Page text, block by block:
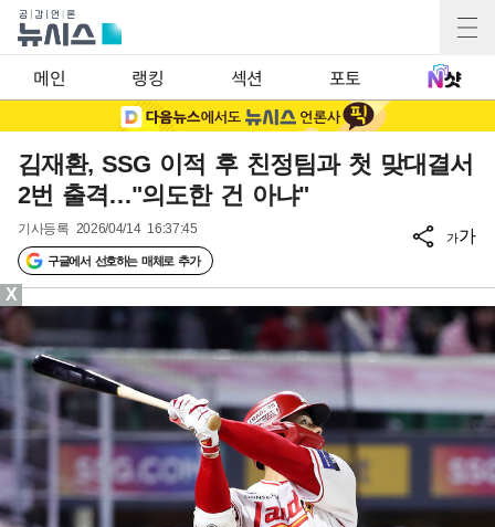
메인 랭킹 섹션 포토
김재환, SSG 이적 후 친정팀과 첫 맞대결서
2번 출격…"의도한 건 아냐"
기사등록 2026/04/14 16:37:45
구글에서 선호하는 매체로 추가
가가
X